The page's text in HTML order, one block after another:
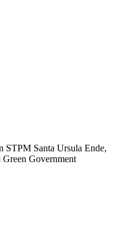
STPM Santa Ursula Ende,
Government